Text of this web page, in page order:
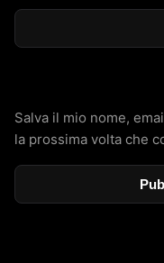
Salva il mio nome,
la prossima volta che